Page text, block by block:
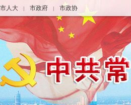
市人大 | 市政府 | 市政协